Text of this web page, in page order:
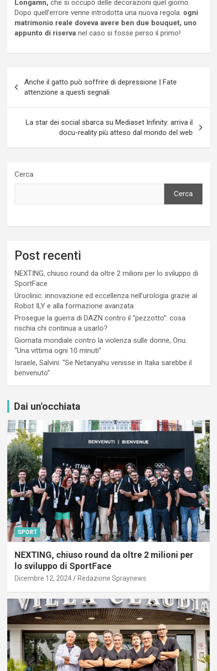
Longamn, che si occupò delle decorazioni quel giorno.
Dopo quell’errore venne introdotta una nuova regola: ogni
matrimonio reale doveva avere ben due bouquet, uno
appunto di riserva nel caso si fosse perso il primo!
articoli
Anche il gatto può soffrire di depressione | Fate
attenzione a questi segnali
La star dei social sbarca su Mediaset Infinity: arriva il
docu-reality più atteso dal mondo del web
Cerca
Cerca
Post recenti
NEXTING, chiuso round da oltre 2 milioni per lo sviluppo di
SportFace
Uroclinic: innovazione ed eccellenza nell’urologia grazie al
Robot ILY e alla formazione avanzata
Prosegue la guerra di DAZN contro il “pezzotto”: cosa
rischia chi continua a usarlo?
Giornata mondiale contro la violenza sulle donne, Onu:
“Una vittima ogni 10 minuti”
Israele, Salvini: “Se Netanyahu venisse in Italia sarebbe il
benvenuto”
Dai un'occhiata
SPORT
NEXTING, chiuso round da oltre 2 milioni per
lo sviluppo di SportFace
Dicembre 12, 2024 Redazione Spraynews